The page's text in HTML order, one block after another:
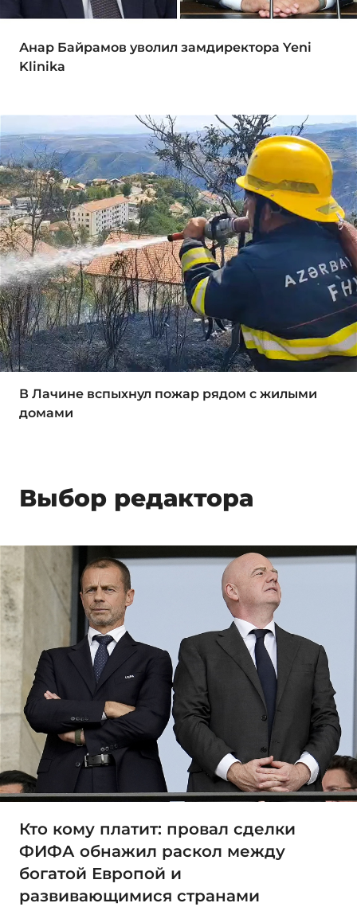
Анар Байрамов уволил замдиректора Yeni
Klinika
В Лачине вспыхнул пожар рядом с жилыми
домами
Выбор редактора
Кто кому платит: провал сделки
ФИФА обнажил раскол между
богатой Европой и
развивающимися странами